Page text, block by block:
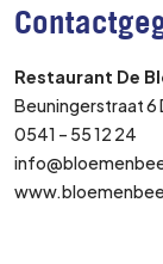
Restaurant De
Beuningerstraat 6
0541 – 55 12 24